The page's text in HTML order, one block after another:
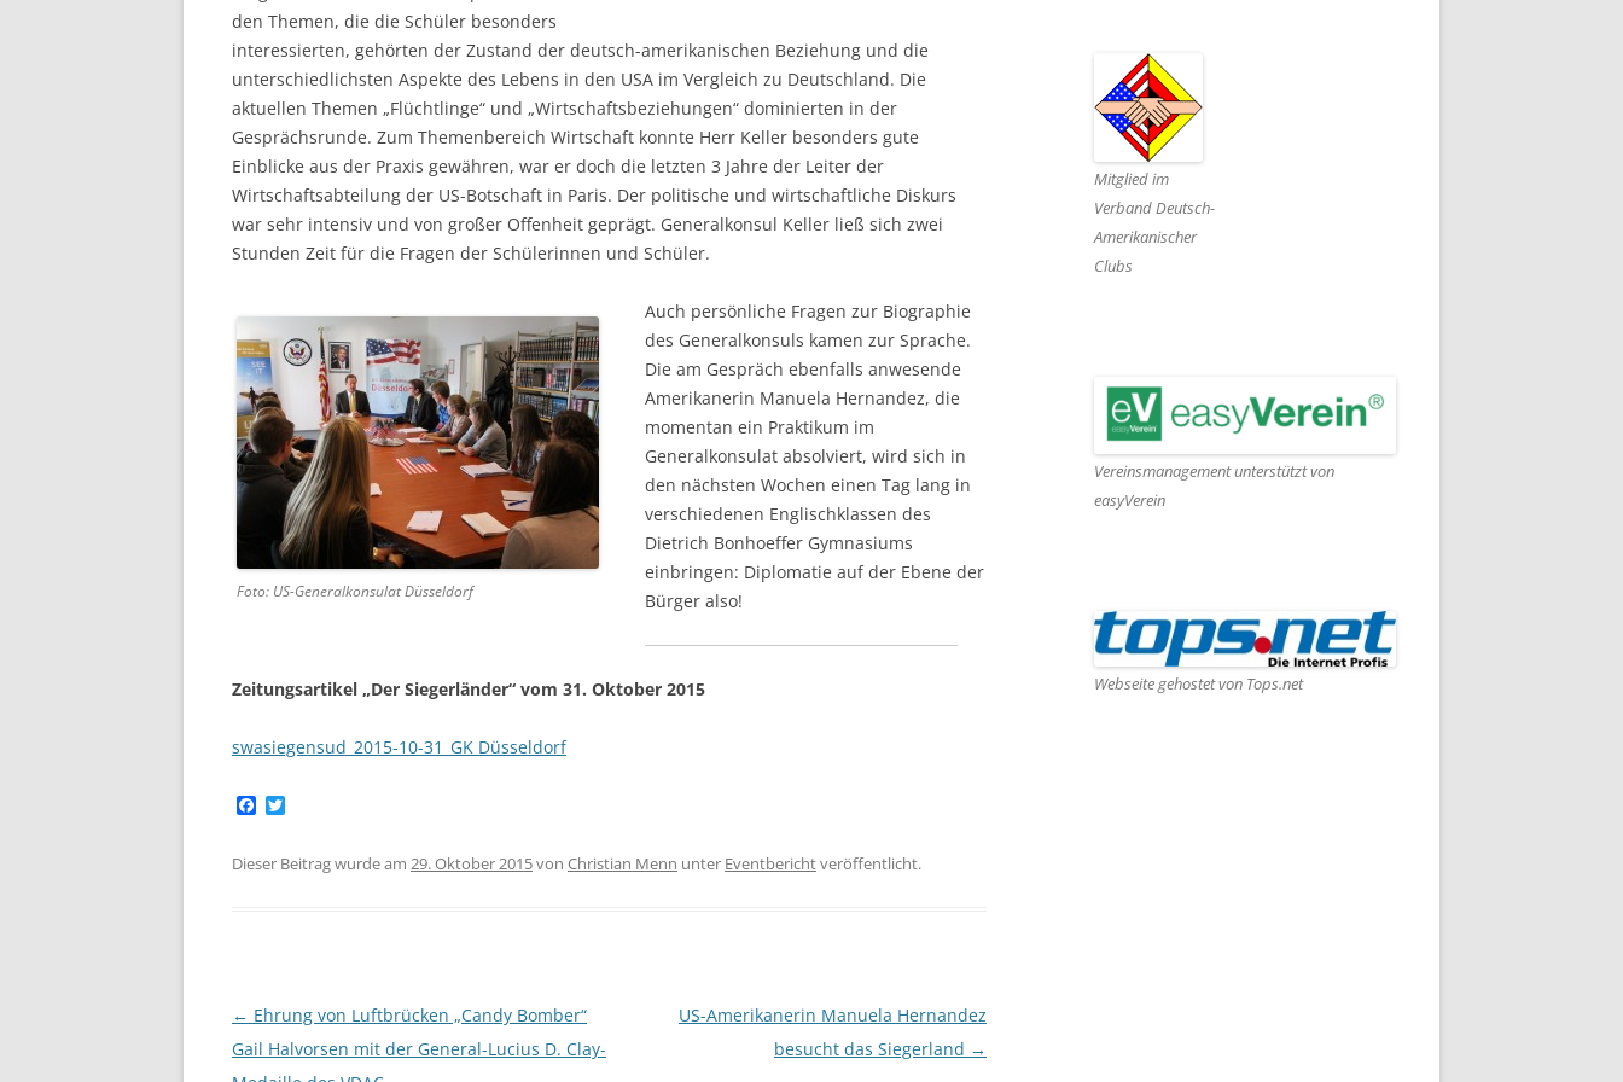
den Themen, die die Schüler besonders
interessierten, gehörten der Zustand der deutsch-amerikanischen Beziehung und die
unterschiedlichsten Aspekte des Lebens in den USA im Vergleich zu Deutschland. Die
aktuellen Themen „Flüchtlinge“ und „Wirtschaftsbeziehungen“ dominierten in der
Gesprächsrunde. Zum Themenbereich Wirtschaft konnte Herr Keller besonders gute
Einblicke aus der Praxis gewähren, war er doch die letzten 3 Jahre der Leiter der
Wirtschaftsabteilung der US-Botschaft in Paris. Der politische und wirtschaftliche Diskurs
war sehr intensiv und von großer Offenheit geprägt. Generalkonsul Keller ließ sich zwei
Stunden Zeit für die Fragen der Schülerinnen und Schüler.
Foto: US-Generalkonsulat Düsseldorf
Auch persönliche Fragen zur Biographie
des Generalkonsuls kamen zur Sprache.
Die am Gespräch ebenfalls anwesende
Amerikanerin Manuela Hernandez, die
momentan ein Praktikum im
Generalkonsulat absolviert, wird sich in
den nächsten Wochen einen Tag lang in
verschiedenen Englischklassen des
Dietrich Bonhoeffer Gymnasiums
einbringen: Diplomatie auf der Ebene der
Bürger also!
Zeitungsartikel „Der Siegerländer“ vom 31. Oktober 2015
swasiegensud_2015-10-31_GK Düsseldorf
e t
Dieser Beitrag wurde am 29. Oktober 2015von Christian Menn unter Eventberichtveröffentlicht.
Beitragsnavigation
← Ehrung von Luftbrücken „Candy Bomber“
Gail Halvorsen mit der General-Lucius D. Clay-
US-Amerikanerin Manuela Hernandez
besucht das Siegerland →
Mitglied im
Verband Deutsch-
Amerikanischer
Clubs
Vereinsmanagement unterstützt von
easyVerein
Webseite gehostet von Tops.net